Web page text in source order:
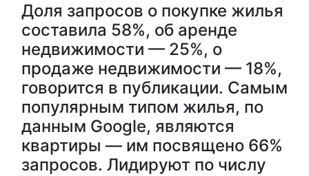
Доля запросов о покупке жилья
составила 58%, об аренде
недвижимости — 25%, о
продаже недвижимости — 18%,
говорится в публикации. Самым
популярным типом жилья, по
данным Google, являются
квартиры — им посвящено 66%
запросов. Лидируют по числу